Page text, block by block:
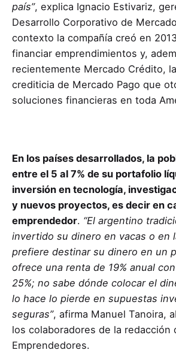
país”, explica Ignacio Estivariz,
Desarrollo Corporativo de
contexto la compañía creó en
financiar emprendimientos y,
recientemente Mercado Crédito,
crediticia de Mercado Pago que
soluciones financieras en toda
En los países desarrollados, la
entre el 5 al 7% de su portafolio
inversión en tecnología,
y nuevos proyectos, es decir en
emprendedor. “El argentino
invertido su dinero en vacas o en
prefiere destinar su dinero en un
ofrece una renta de 19% anual
25%; no sabe dónde colocar el
lo hace lo pierde en supuestas
seguras”, afirma Manuel Tanoira,
los colaboradores de la redacción
Emprendedores.